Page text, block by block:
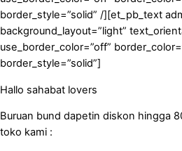
border_style=”solid” /][et_pb_text
background_layout=”light”
use_border_color=”off”
border_style=”solid”]
Hallo sahabat lovers
Buruan bund dapetin diskon hingga
toko kami :